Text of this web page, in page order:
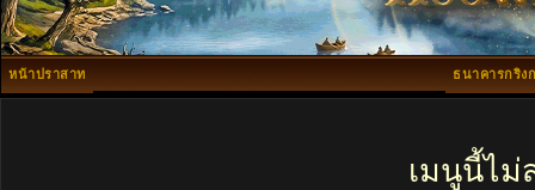
หน้าปราสาท ธนาคารกริง
เมนูนี้ไม่